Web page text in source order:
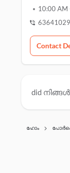
10:00 AM
Contact
did നിങ്ങൾ
ഹോം